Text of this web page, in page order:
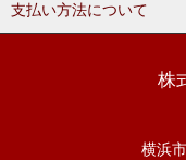
支払い方法について
株
横浜